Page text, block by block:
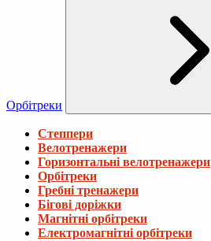
Орбітреки
Степпери
Велотренажери
Горизонтальні велотренажери
Орбітреки
Гребні тренажери
Бігові доріжки
Магнітні орбітреки
Електромагнітні орбітреки